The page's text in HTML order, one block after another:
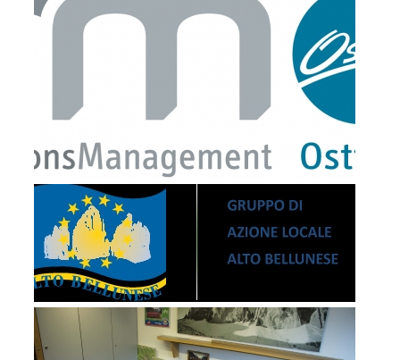
Opération de sauvetage